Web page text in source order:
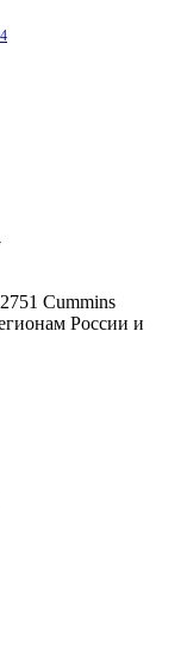
Cummins
России и